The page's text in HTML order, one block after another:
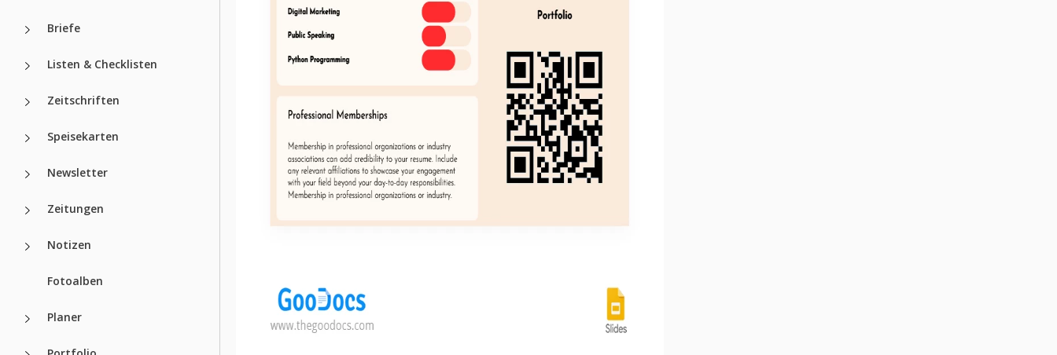
Briefe
Listen & Checklisten
Zeitschriften
Speisekarten
Newsletter
Zeitungen
Notizen
Fotoalben
Planer